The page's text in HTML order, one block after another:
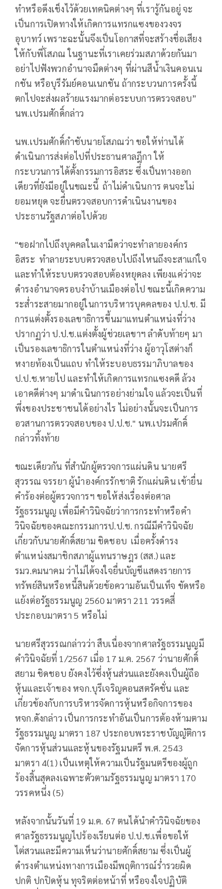
ทำหรือดึงเช็งไว้ด้วยเทคนิคต่างๆ ที่เรารู้กันอยู่ จะ
เป็นการเปิดทางให้เกิดการแทรกแซงของวงจร
อุบาทว์ เพราะฉะนั้นจึงเป็นโอกาสที่จะสร้างชื่อเสียง
ให้กับพี่โสภณ ในฐานะที่เราเคยร่วมสภาด้วยกันมา
อย่าไปฟังพวกอำนาจมืดต่างๆ ที่ผ่านสีน้ำเงินคอนเน
กชัน หรือบุรีรัมย์คอนเนกชัน ถ้ากระบวนการครั้งนี้
ตกไปจะส่งผลร้ายแรงมากต่อระบบการตรวจสอบ”
นพ.เปรมศักดิ์กล่าว
นพ.เปรมศักดิ์กำชับนายโสภณว่า ขอให้ท่านได้
ดำเนินการส่งต่อไปที่ประธานศาลฎีกา ให้
กระบวนการได้ตั้งกรรมการอิสระ ซึ่งเป็นทางออก
เดียวที่ยังมีอยู่ในขณะนี้ ถ้าไม่ดำเนินการ ตนจะไม่
ยอมหยุด จะยื่นตรวจสอบการดำเนินงานของ
ประธานรัฐสภาต่อไปด้วย
"ขอฝากไปถึงบุคคลในเงามืดว่าจะทำลายองค์กร
อิสระ ทำลายระบบตรวจสอบไปถึงไหนถึงจะสาแก่ใจ
และทำให้ระบบตรวจสอบต้องหยุดลง เพียงแค่ว่าจะ
ดำรงอำนาจครอบงำบ้านเมืองต่อไป ขณะนี้เกิดความ
ระส่ำระสายมากอยู่ในการบริหารบุคคลของ ป.ป.ช. มี
การแต่งตั้งรองเลขาธิการขึ้นมาแทนตำแหน่งที่ว่าง
ปรากฏว่า ป.ป.ช.แต่งตั้งผู้ช่วยเลขาฯ ลำดับท้ายๆ มา
เป็นรองเลขาธิการในตำแหน่งที่ว่าง ผู้อาวุโสต่างก็
หงายท้องเป็นแถบ ทำให้ระบอบธรรมาภิบาลของ
ป.ป.ช.หายไป และทำให้เกิดการแทรกแซงคดี ล้วง
เอาคดีต่างๆ มาดำเนินการอย่างย่ามใจ แล้วจะเป็นที่
พึ่งของประชาชนได้อย่างไร ไม่อย่างนั้นจะเป็นการ
อวสานการตรวจสอบของ ป.ป.ช." นพ.เปรมศักดิ์
กล่าวทิ้งท้าย
ขณะเดียวกัน ที่สำนักผู้ตรวจการแผ่นดิน นายศรี
สุวรรณ จรรยา ผู้นำองค์กรรักชาติ รักแผ่นดิน เข้ายื่น
คำร้องต่อผู้ตรวจการฯ ขอให้ส่งเรื่องต่อศาล
รัฐธรรมนูญ เพื่อมีคำวินิจฉัยว่าการกระทำหรือคำ
วินิจฉัยของคณะกรรมการป.ป.ช. กรณีมีคำวินิจฉัย
เกี่ยวกับนายศักดิ์สยาม ชิดชอบ เมื่อครั้งดำรง
ตำแหน่งสมาชิกสภาผู้แทนราษฎร (สส.) และ
รมว.คมนาคม ว่าไม่ได้จงใจยื่นบัญชีแสดงรายการ
ทรัพย์สินหรือหนี้สินด้วยข้อความอันเป็นเท็จ ขัดหรือ
แย้งต่อรัฐธรรมนูญ 2560 มาตรา 211 วรรคสี่
ประกอบมาตรา 5 หรือไม่
นายศรีสุวรรณกล่าวว่า สืบเนื่องจากศาลรัฐธรรมนูญมี
คำวินิจฉัยที่ 1/2567 เมื่อ 17 ม.ค. 2567 ว่านายศักดิ์
สยาม ชิดชอบ ยังคงไว้ซึ่งหุ้นส่วนและยังคงเป็นผู้ถือ
หุ้นและเจ้าของ หจก.บุรีเจริญคอนสตรัคชั่น และ
เกี่ยวข้องกับการบริหารจัดการหุ้นหรือกิจการของ
หจก.ดังกล่าว เป็นการกระทำอันเป็นการต้องห้ามตาม
รัฐธรรมนูญ มาตรา 187 ประกอบพระราชบัญญัติการ
จัดการหุ้นส่วนและหุ้นของรัฐมนตรี พ.ศ. 2543
มาตรา 4(1) เป็นเหตุให้ความเป็นรัฐมนตรีของผู้ถูก
ร้องสิ้นสุดลงเฉพาะตัวตามรัฐธรรมนูญ มาตรา 170
วรรคหนึ่ง (5)
หลังจากนั้นวันที่ 19 ม.ค. 67 ตนได้นำคำวินิจฉัยของ
ศาลรัฐธรรมนูญไปร้องเรียนต่อ ป.ป.ช.เพื่อขอให้
ไต่สวนและมีความเห็นว่านายศักดิ์สยาม ซึ่งเป็นผู้
ดำรงตำแหน่งทางการเมืองมีพฤติการณ์ร่ำรวยผิด
ปกติ ปกปิดหุ้น ทุจริตต่อหน้าที่ หรือจงใจปฏิบัติ